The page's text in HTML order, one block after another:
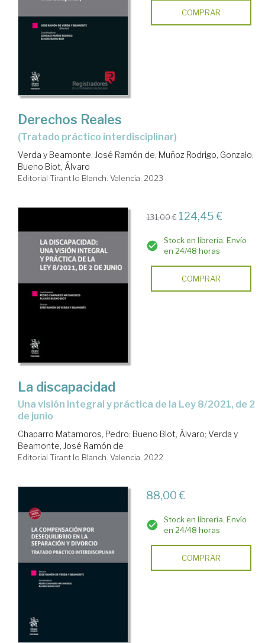
COMPRAR
Derechos Reales
(Tratado práctico interdisciplinar)
Verda y Beamonte, José Ramón de; Muñoz Rodrigo, Gonzalo;
Bueno Biot, Álvaro
Editorial Tirant lo Blanch. Valencia, 2023
131,00 € 124,45 €
Stock en librería. Envío
en 24/48 horas
COMPRAR
La discapacidad
una visión integral y práctica de la Ley 8/2021, de 2
de junio
Chaparro Matamoros, Pedro; Bueno Biot, Álvaro; Verda y
Beamonte, José Ramón de
Editorial Tirant lo Blanch. Valencia, 2022
88,00 €
Stock en librería. Envío
en 24/48 horas
COMPRAR